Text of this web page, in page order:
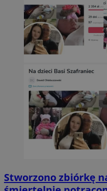
Stworzono zbiórkę